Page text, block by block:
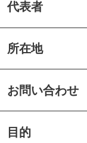
代表者
所在地
お問い合わせ
目的